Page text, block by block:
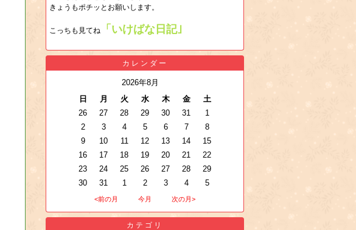
きょうもポチッとお願いします。
こっちも見てね 「いけばな日記｣
カレンダー
2026年8月
日
月 火 水 木 金
土
26
27 28 29 30 31
1
2
3 4 5 6 7
8
9
10 11 12 13 14
15
16
17 18 19 20 21
22
23
24 25 26 27 28
29
30
31 1 2 3 4 5
<前の月 今月 次の月>
カテゴリ